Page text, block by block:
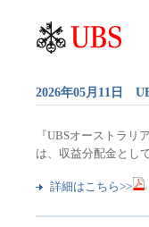
2026年05月11日
『UBSオーストラ
は、収益分配金とし
詳細はこちら>>